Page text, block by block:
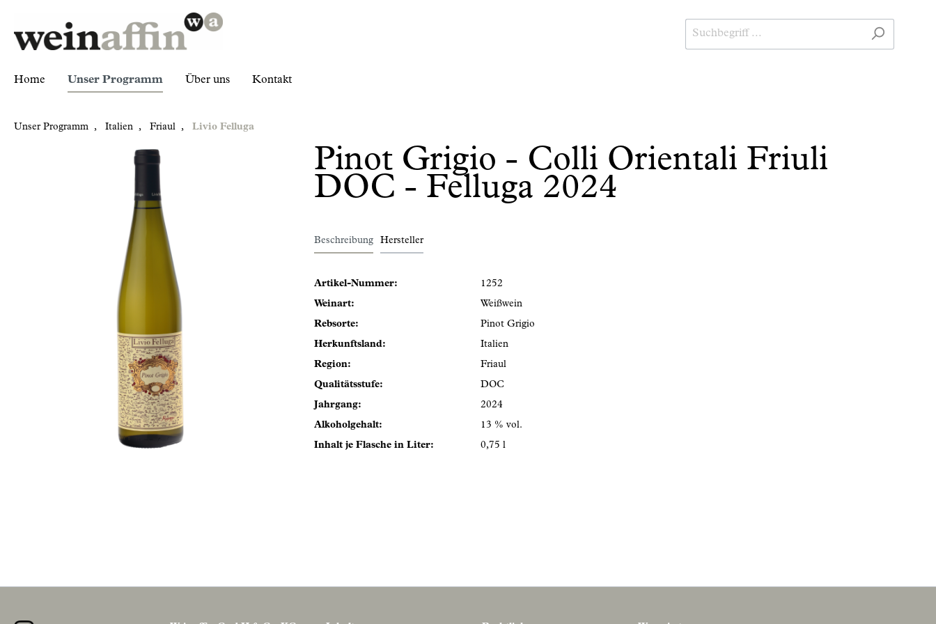
Home Unser Programm Über uns Kontakt
Zur Kategorie Unser Programm
Unser Programm , Italien , Friaul , Livio Felluga
Pinot Grigio - Colli Orientali Friuli
DOC - Felluga 2024
Beschreibung Hersteller
Artikel-Nummer: 1252
Weinart: Weißwein
Rebsorte: Pinot Grigio
Herkunftsland: Italien
Region: Friaul
Qualitätsstufe: DOC
Jahrgang: 2024
Alkoholgehalt: 13 % vol.
Inhalt je Flasche in Liter: 0,75 l